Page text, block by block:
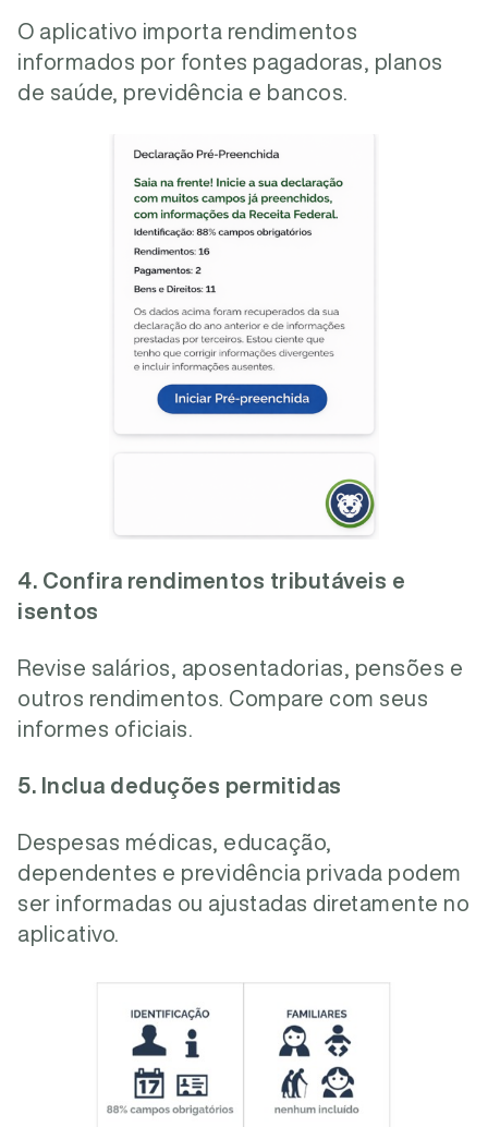
O aplicativo importa rendimentos
informados por fontes pagadoras, planos
de saúde, previdência e bancos.
4. Confira rendimentos tributáveis e
isentos
Revise salários, aposentadorias, pensões e
outros rendimentos. Compare com seus
informes oficiais.
5. Inclua deduções permitidas
Despesas médicas, educação,
dependentes e previdência privada podem
ser informadas ou ajustadas diretamente no
aplicativo.